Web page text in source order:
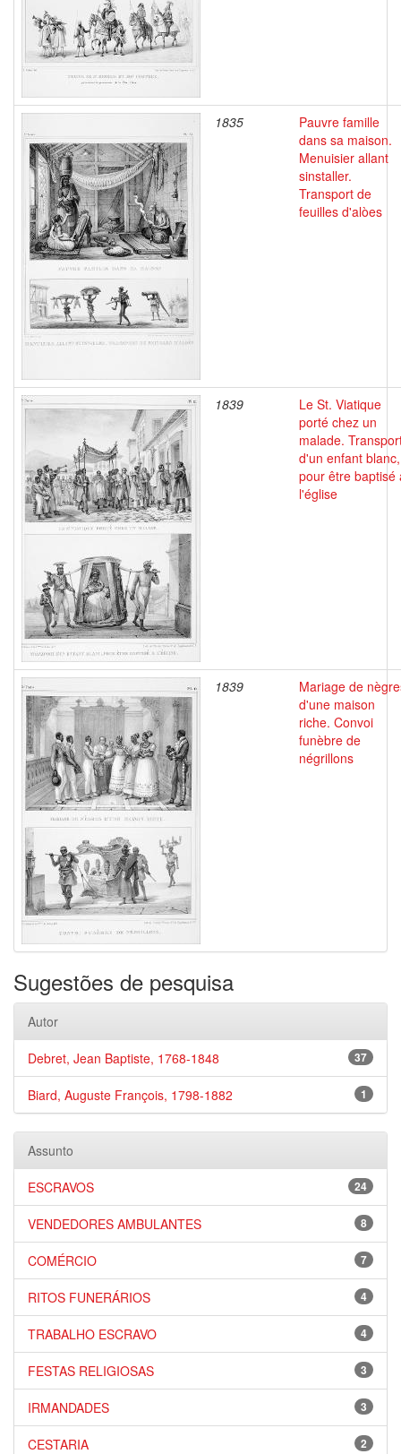
1835
Pauvre famille
dans sa maison.
Menuisier allant
sinstaller.
Transport de
feuilles d'alòes
1839
Le St. Viatique
porté chez un
malade.
d'un enfant blanc,
pour être baptisé
l'église
1839
Mariage de
d'une maison
riche. Convoi
funèbre de
négrillons
Sugestões de pesquisa
Autor
37
Debret, Jean Baptiste, 1768-1848
1
Biard, Auguste François, 1798-1882
Assunto
24
ESCRAVOS
8
VENDEDORES AMBULANTES
7
COMÉRCIO
4
RITOS FUNERÁRIOS
4
TRABALHO ESCRAVO
3
FESTAS RELIGIOSAS
3
IRMANDADES
2
CESTARIA